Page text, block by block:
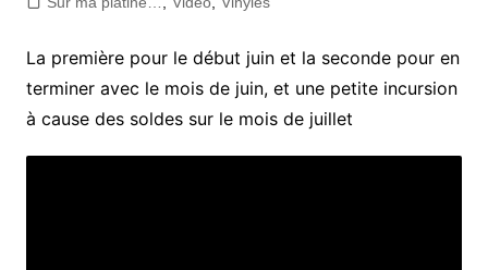
La première pour le début juin et la seconde pour en
terminer avec le mois de juin, et une petite incursion
à cause des soldes sur le mois de juillet